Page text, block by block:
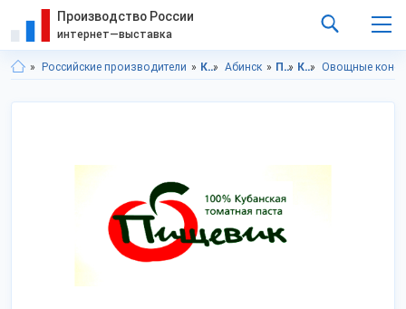
Производство России
интернет—выставка
Российские производители Краснодарский край Абинск Продукты питания Консервы Овощные